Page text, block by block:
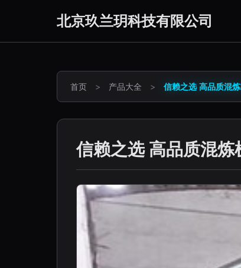
北京玖兰玥科技有限公司
首页 > 产品大全 > 信赖之选 高品质混
信赖之选 高品质混